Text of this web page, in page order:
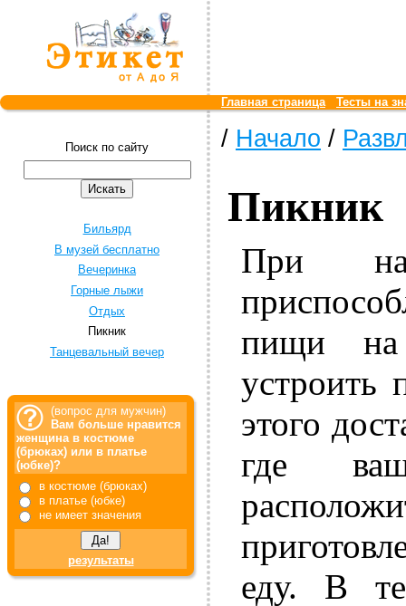
Главная страница Тесты на
Поиск по сайту
Бильярд
В музей бесплатно
Вечеринка
Горные лыжи
Отдых
Пикник
Танцевальный вечер
(вопрос для мужчин)
Вам больше нравится
женщина в костюме
(брюках) или в платье
(юбке)?
в костюме (брюках)
в платье (юбке)
не имеет значения
результаты
/ Начало /
Пикник
При
пищи на
устроить
этого
где
еду. В